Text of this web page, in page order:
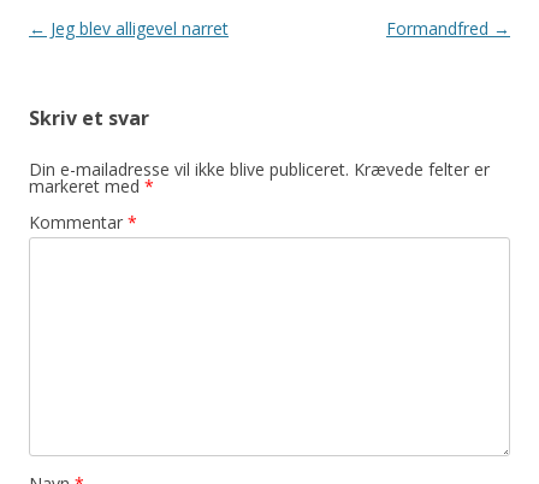
Indlægsnavigation
← Jeg blev alligevel narret Formandfred →
Skriv et svar
Din e-mailadresse vil ikke blive publiceret. Krævede felter er
markeret med *
Kommentar *